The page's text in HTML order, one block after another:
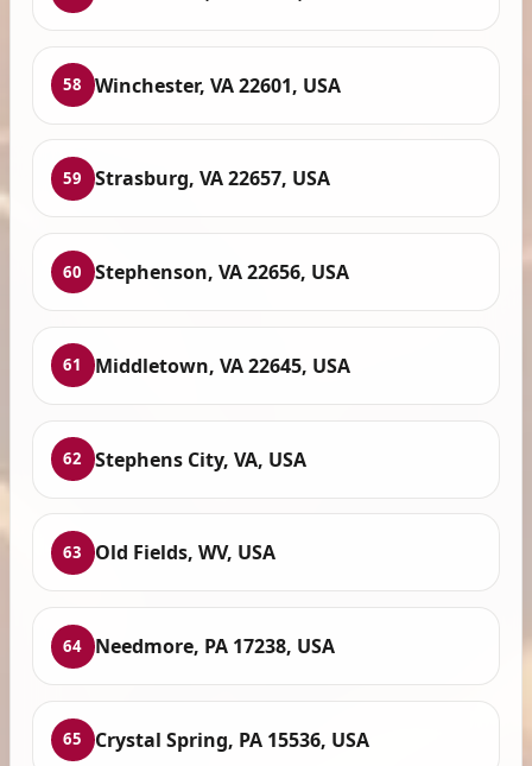
58 Winchester, VA 22601, USA
59 Strasburg, VA 22657, USA
60 Stephenson, VA 22656, USA
61 Middletown, VA 22645, USA
62 Stephens City, VA, USA
63 Old Fields, WV, USA
64 Needmore, PA 17238, USA
65 Crystal Spring, PA 15536, USA